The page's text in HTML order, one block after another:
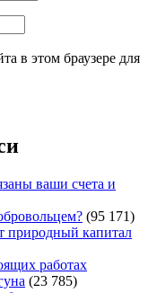
в этом браузере для
ваши счета и
(95 171)
природный капитал
работах
(23 785)